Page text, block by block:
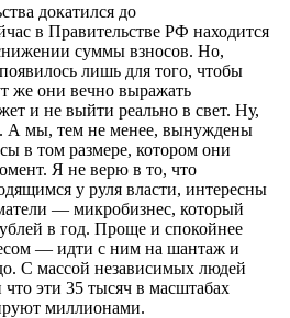
докатился до
в Правительстве РФ находится
суммы взносов. Но,
лишь для того, чтобы
же они вечно выражать
и не выйти реально в свет. Ну,
А мы, тем не менее, вынуждены
в том размере, котором они
Я не верю в то, что
у руля власти, интересны
— микробизнес, который
в год. Проще и спокойнее
— идти с ним на шантаж и
С массой независимых людей
что эти 35 тысяч в масштабах
миллионами.